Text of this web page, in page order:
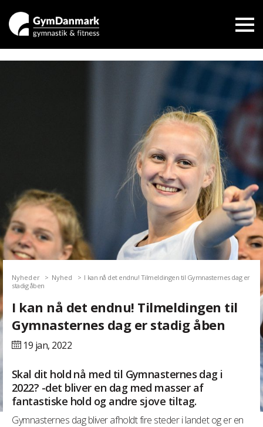
Nyheder Nyhed
I kan nå det endnu! Tilmeldingen til Gymnasternes dag er
stadig åben
I kan nå det endnu! Tilmeldingen til
Gymnasternes dag er stadig åben
19 jan, 2022
Skal dit hold nå med til Gymnasternes dag i
2022? -det bliver en dag med masser af
fantastiske hold og andre sjove tiltag.
Gymnasternes dag bliver afholdt fire steder i landet og er en